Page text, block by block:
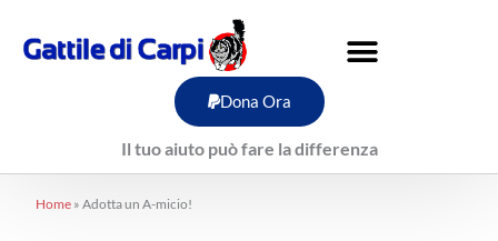
contenuto
Dona Ora
Il tuo aiuto può fare la differenza
Home » Adotta un A-micio!